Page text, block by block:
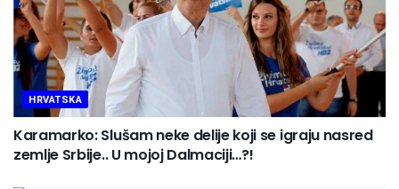
HRVATSKA
Karamarko: Slušam neke delije koji se igraju nasred
zemlje Srbije.. U mojoj Dalmaciji…?!